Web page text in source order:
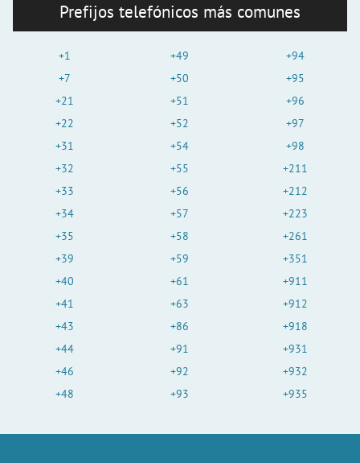
Prefijos telefónicos más comunes
+1
+7
+21
+22
+31
+32
+33
+34
+35
+39
+40
+41
+43
+44
+46
+48
+49
+50
+51
+52
+54
+55
+56
+57
+58
+59
+61
+63
+86
+91
+92
+93
+94
+95
+96
+97
+98
+211
+212
+223
+261
+351
+911
+912
+918
+931
+932
+935